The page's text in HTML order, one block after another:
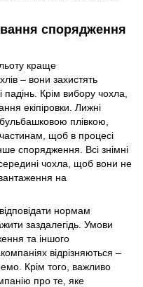
спорядження
краще
– вони захистять
Крім вибору чохла,
екіпіровки. Лижні
плівкою,
щоб в процесі
спорядження. Всі знімні
чохла, щоб вони не
на
нормам
заздалегідь. Умови
та іншого
відрізняються –
Крім того, важливо
про те, яке